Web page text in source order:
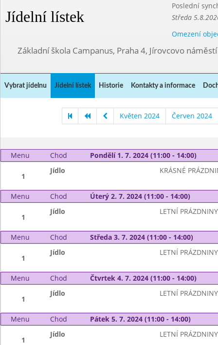
Jídelní lístek
Poslední
Středa
Omezení
Základní škola Campanus, Praha 4, Jírovcovo
Vybrat jídelnu Jídelní lístek Historie Kontakty a informace
Květen 2024 Červen 2024
Menu Chod Pondělí 1. 7. 2024 (11:00 - 14:00)
1
Jídlo KRÁSNÉ
Menu Chod Úterý 2. 7. 2024 (11:00 - 14:00)
1
Jídlo LETNÍ PRÁZDNINY
Menu Chod Středa 3. 7. 2024 (11:00 - 14:00)
1
Jídlo LETNÍ PRÁZDNINY
Menu Chod Čtvrtek 4. 7. 2024 (11:00 - 14:00)
1
Jídlo LETNÍ PRÁZDNINY
Menu Chod Pátek 5. 7. 2024 (11:00 - 14:00)
1
Jídlo LETNÍ PRÁZDNINY